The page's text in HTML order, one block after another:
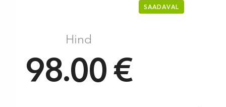
SAADAVAL
Hind
98.00 €